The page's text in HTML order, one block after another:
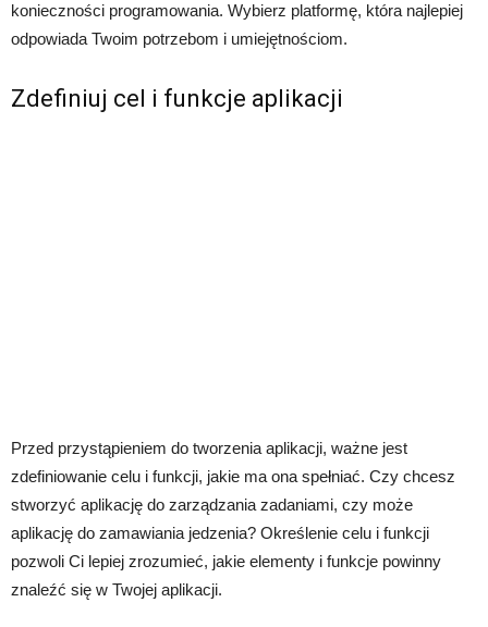
konieczności programowania. Wybierz platformę, która najlepiej
odpowiada Twoim potrzebom i umiejętnościom.
Zdefiniuj cel i funkcje aplikacji
Przed przystąpieniem do tworzenia aplikacji, ważne jest
zdefiniowanie celu i funkcji, jakie ma ona spełniać. Czy chcesz
stworzyć aplikację do zarządzania zadaniami, czy może
aplikację do zamawiania jedzenia? Określenie celu i funkcji
pozwoli Ci lepiej zrozumieć, jakie elementy i funkcje powinny
znaleźć się w Twojej aplikacji.